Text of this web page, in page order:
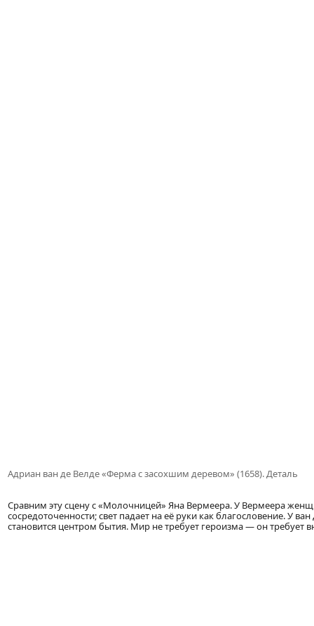
Адриан ван де Велде «Ферма с засохшим деревом» (1658). Деталь
Сравним эту сцену с «Молочницей» Яна Вермеера. У Вермеера
сосредоточенности; свет падает на её руки как благословение. У
становится центром бытия. Мир не требует героизма — он требует